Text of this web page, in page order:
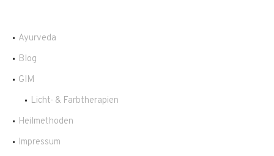
Ayurveda
Blog
GIM
Licht- & Farbtherapien
Heilmethoden
Impressum